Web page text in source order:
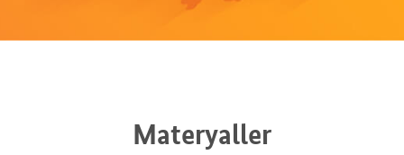
Materyaller